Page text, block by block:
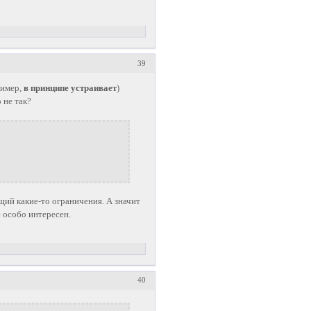
39
в принципе устраивает)
так?
какие-то ограничения. А значит
интересен.
40